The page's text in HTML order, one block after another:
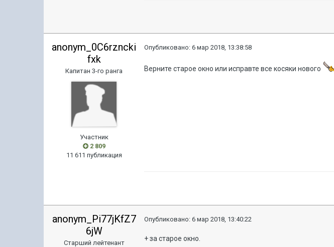
anonym_0C6rzncki
fxk
Капитан 3-го ранга
Участник
2 809
11 611 публикация
Опубликовано:6 мар 2018, 13:38:58
Верните старое окно или исправте все косяки нового
anonym_Pi77jKfZ7
6jW
Старший лейтенант
Опубликовано:6 мар 2018, 13:40:22
+ за старое окно.